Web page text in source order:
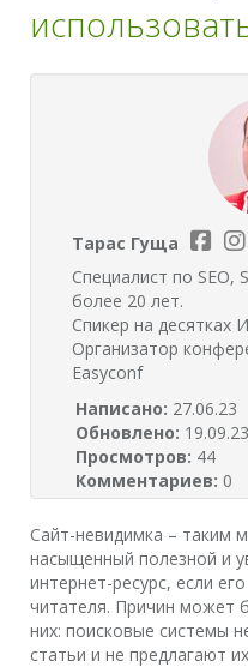
Тарас Гуща
Специалист по SEO,
более 20 лет.
Спикер на десятках
Организатор
Easyconf
Написано: 27.06.23
Обновлено: 19.09.23
Просмотров: 44
Комментариев: 0
Сайт-невидимка – таким
насыщенный полезной и
интернет-ресурс, если
читателя. Причин может
них: поисковые системы
статьи и не предлагают